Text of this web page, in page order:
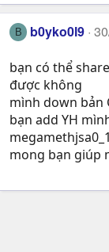
B b0yko0l9
bạn có thể
được không
mình down bản
bạn add YH
megamethjsa0_1
mong bạn giúp